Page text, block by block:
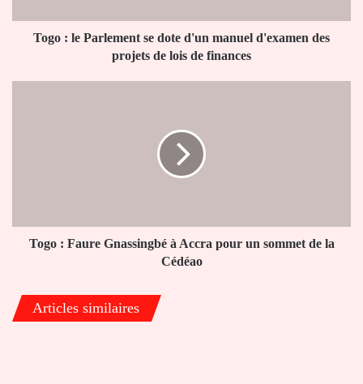
d'examen
Togo : le Parlement se dote d'un manuel d'examen des
projets de lois de finances
sommet
Togo : Faure Gnassingbé à Accra pour un sommet de la
Cédéao
Articles similaires